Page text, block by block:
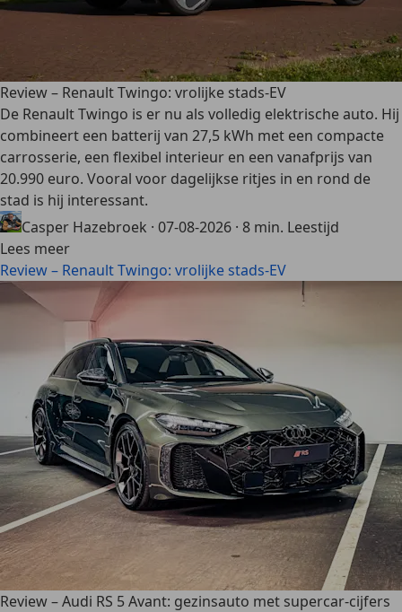
Review – Renault Twingo: vrolijke stads-EV
De Renault Twingo is er nu als volledig elektrische auto. Hij
combineert een batterij van 27,5 kWh met een compacte
carrosserie, een flexibel interieur en een vanafprijs van
20.990 euro. Vooral voor dagelijkse ritjes in en rond de
stad is hij interessant.
Casper Hazebroek · 07-08-2026 · 8 min. Leestijd
Lees meer
Review – Renault Twingo: vrolijke stads-EV
Review – Audi RS 5 Avant: gezinsauto met supercar-cijfers